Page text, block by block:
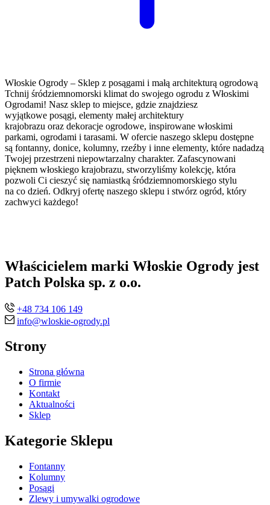
Włoskie Ogrody – Sklep z posągami i małą architekturą ogrodową
Tchnij śródziemnomorski klimat do swojego ogrodu z Włoskimi
Ogrodami! Nasz sklep to miejsce, gdzie znajdziesz
wyjątkowe posągi, elementy małej architektury
krajobrazu oraz dekoracje ogrodowe, inspirowane włoskimi
parkami, ogrodami i tarasami. W ofercie naszego sklepu dostępne
są fontanny, donice, kolumny, rzeźby i inne elementy, które nadadzą
Twojej przestrzeni niepowtarzalny charakter. Zafascynowani
pięknem włoskiego krajobrazu, stworzyliśmy kolekcję, która
pozwoli Ci cieszyć się namiastką śródziemnomorskiego stylu
na co dzień. Odkryj ofertę naszego sklepu i stwórz ogród, który
zachwyci każdego!
Właścicielem marki Włoskie Ogrody jest
Patch Polska sp. z o.o.
+48 734 106 149
info@wloskie-ogrody.pl
Strony
Strona główna
O firmie
Kontakt
Aktualności
Sklep
Kategorie Sklepu
Fontanny
Kolumny
Posągi
Zlewy i umywalki ogrodowe